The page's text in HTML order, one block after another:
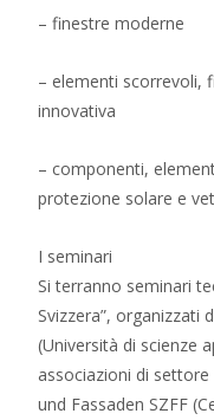
– finestre moderne
– elementi scorrevoli,
innovativa
– componenti,
protezione solare e
I seminari
Si terranno seminari
Svizzera”, organizzati
(Università di scienze
associazioni di
und Fassaden SZFF